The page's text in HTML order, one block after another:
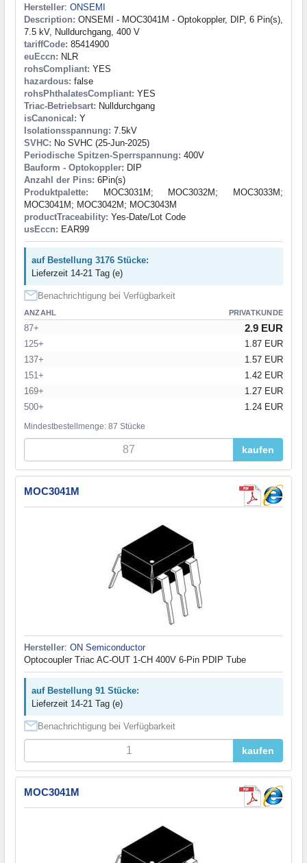
Hersteller: ONSEMI
Description: ONSEMI - MOC3041M - Optokoppler, DIP, 6 Pin(s),
7.5 kV, Nulldurchgang, 400 V
tariffCode: 85414900
euEccn: NLR
rohsCompliant: YES
hazardous: false
rohsPhthalatesCompliant: YES
Triac-Betriebsart: Nulldurchgang
isCanonical: Y
Isolationsspannung: 7.5kV
SVHC: No SVHC (25-Jun-2025)
Periodische Spitzen-Sperrspannung: 400V
Bauform - Optokoppler: DIP
Anzahl der Pins: 6Pin(s)
Produktpalette: MOC3031M; MOC3032M; MOC3033M;
MOC3041M; MOC3042M; MOC3043M
productTraceability: Yes-Date/Lot Code
usEccn: EAR99
auf Bestellung 3176 Stücke:
Lieferzeit 14-21 Tag (e)
Benachrichtigung bei Verfügbarkeit
ANZAHL PRIVATKUNDE
87+ 2.9 EUR
125+
1.87 EUR
137+
1.57 EUR
151+
1.42 EUR
169+
1.27 EUR
500+
1.24 EUR
Mindestbestellmenge: 87 Stücke
kaufen
MOC3041M
Hersteller: ON Semiconductor
Optocoupler Triac AC-OUT 1-CH 400V 6-Pin PDIP Tube
auf Bestellung 91 Stücke:
Lieferzeit 14-21 Tag (e)
Benachrichtigung bei Verfügbarkeit
kaufen
MOC3041M